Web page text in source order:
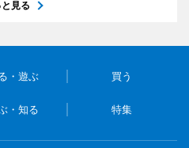
と見る
・遊ぶ 買う
・知る 特集